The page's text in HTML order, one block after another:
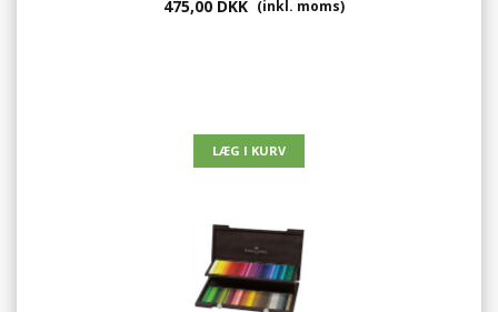
475,00 DKK (inkl. moms)